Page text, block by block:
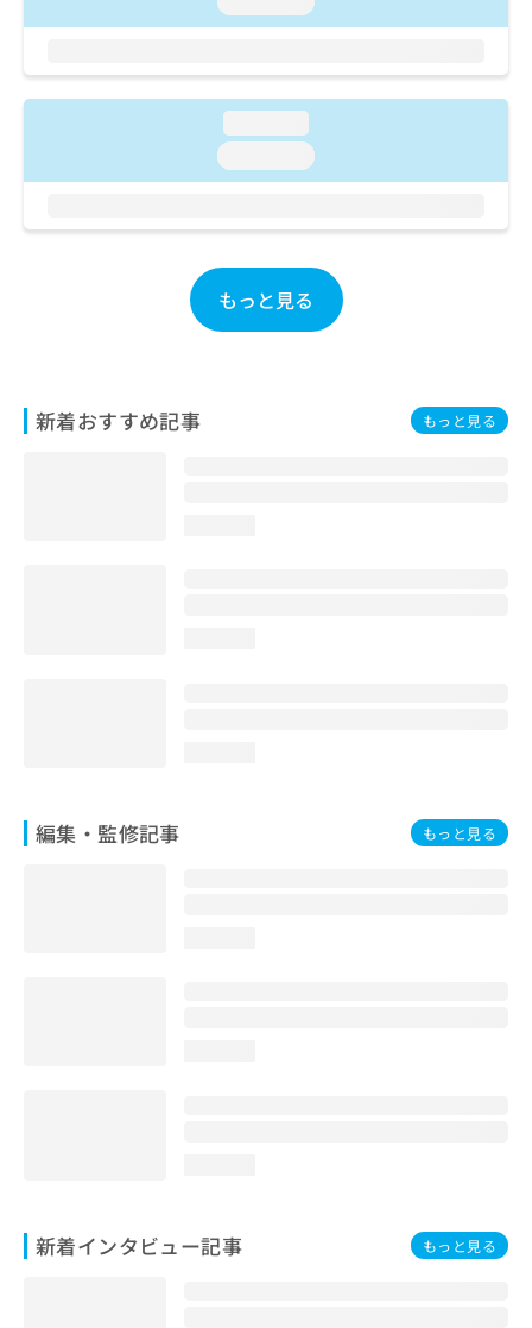
もっと見る
新着おすすめ記事 もっと見る
編集・監修記事 もっと見る
新着インタビュー記事 もっと見る
こ
ら